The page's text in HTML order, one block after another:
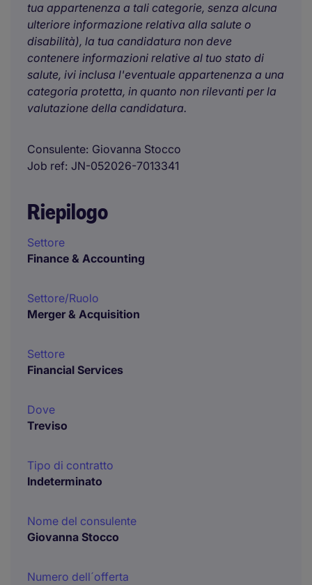
tua appartenenza a tali categorie, senza alcuna
ulteriore informazione relativa alla salute o
disabilità), la tua candidatura non deve
contenere informazioni relative al tuo stato di
salute, ivi inclusa l'eventuale appartenenza a una
categoria protetta, in quanto non rilevanti per la
valutazione della candidatura.
Consulente Giovanna Stocco
Job ref JN-052026-7013341
Riepilogo
Settore
Finance & Accounting
Settore/Ruolo
Merger & Acquisition
Settore
Financial Services
Dove
Treviso
Tipo di contratto
Indeterminato
Nome del consulente
Giovanna Stocco
Numero dell´offerta